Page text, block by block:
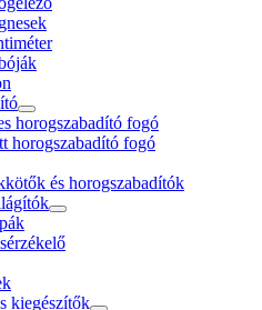
horogszabadító fogó
horogszabadító fogó
és horogszabadítók
kiegészítők